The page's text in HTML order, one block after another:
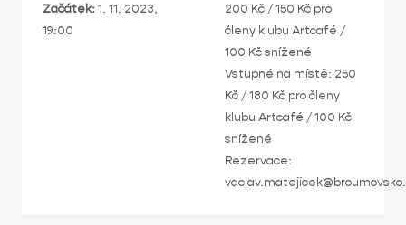
Začátek:1. 11. 2023,
19:00
200 Kč / 150 Kč pro
členy klubu Artcafé /
100 Kč snížené
Vstupné na místě: 250
Kč / 180 Kč pro členy
klubu Artcafé / 100 Kč
snížené
Rezervace: